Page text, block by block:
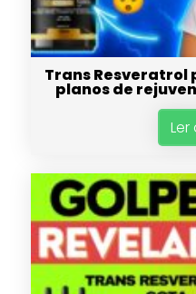
Trans Resveratrol
planos de